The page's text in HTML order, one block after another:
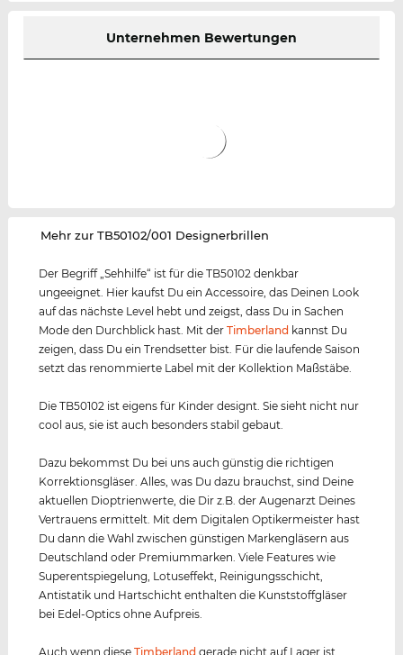
Unternehmen Bewertungen
‌Mehr zur TB50102/001 Designerbrillen
Der Begriff „Sehhilfe“ ist für die TB50102 denkbar
ungeeignet. Hier kaufst Du ein Accessoire, das Deinen Look
auf das nächste Level hebt und zeigst, dass Du in Sachen
Mode den Durchblick hast. Mit derTimberland kannst Du
zeigen, dass Du ein Trendsetter bist. Für die laufende Saison
setzt das renommierte Label mit der Kollektion Maßstäbe.
Die TB50102 ist eigens für Kinder designt. Sie sieht nicht nur
cool aus, sie ist auch besonders stabil gebaut.
Dazu bekommst Du bei uns auch günstig die richtigen
Korrektionsgläser. Alles, was Du dazu brauchst, sind Deine
aktuellen Dioptrienwerte, die Dir z.B. der Augenarzt Deines
Vertrauens ermittelt. Mit dem Digitalen Optikermeister hast
Du dann die Wahl zwischen günstigen Markengläsern aus
Deutschland oder Premiummarken. Viele Features wie
Superentspiegelung, Lotuseffekt, Reinigungsschicht,
Antistatik und Hartschicht enthalten die Kunststoffgläser
bei Edel-Optics ohne Aufpreis.
Auch wenn dieseTimberland gerade nicht auf Lager ist,